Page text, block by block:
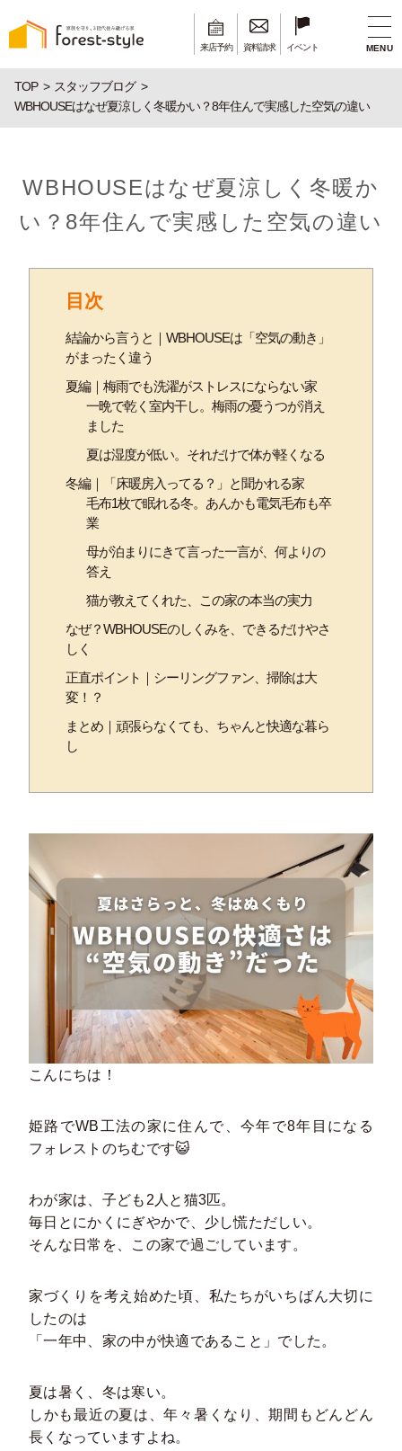
来店予約 資料請求 イベント MENU
TOP
スタッフブログ
WBHOUSEはなぜ夏涼しく冬暖かい？8年住んで実感した空気の違い
WBHOUSEはなぜ夏涼しく冬暖か
い？8年住んで実感した空気の違い
目次
結論から言うと｜WBHOUSEは「空気の動き」
がまったく違う
夏編｜梅雨でも洗濯がストレスにならない家
一晩で乾く室内干し。梅雨の憂うつが消え
ました
夏は湿度が低い。それだけで体が軽くなる
冬編｜「床暖房入ってる？」と聞かれる家
毛布1枚で眠れる冬。あんかも電気毛布も卒
業
母が泊まりにきて言った一言が、何よりの
答え
猫が教えてくれた、この家の本当の実力
なぜ？WBHOUSEのしくみを、できるだけやさ
しく
正直ポイント｜シーリングファン、掃除は大
変！？
まとめ｜頑張らなくても、ちゃんと快適な暮ら
し
こんにちは！
姫路でWB工法の家に住んで、今年で8年目になる
フォレストのちむです😺
わが家は、子ども2人と猫3匹。
毎日とにかくにぎやかで、少し慌ただしい。
そんな日常を、この家で過ごしています。
家づくりを考え始めた頃、私たちがいちばん大切に
したのは
「一年中、家の中が快適であること」でした。
夏は暑く、冬は寒い。
しかも最近の夏は、年々暑くなり、期間もどんどん
長くなっていますよね。